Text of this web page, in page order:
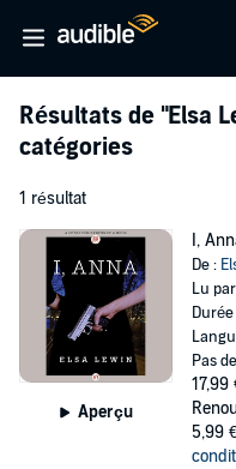
Résultats de "Elsa
catégories
1 résultat
Aperçu
I,
De :
Lu
Pas
17,99
5,99